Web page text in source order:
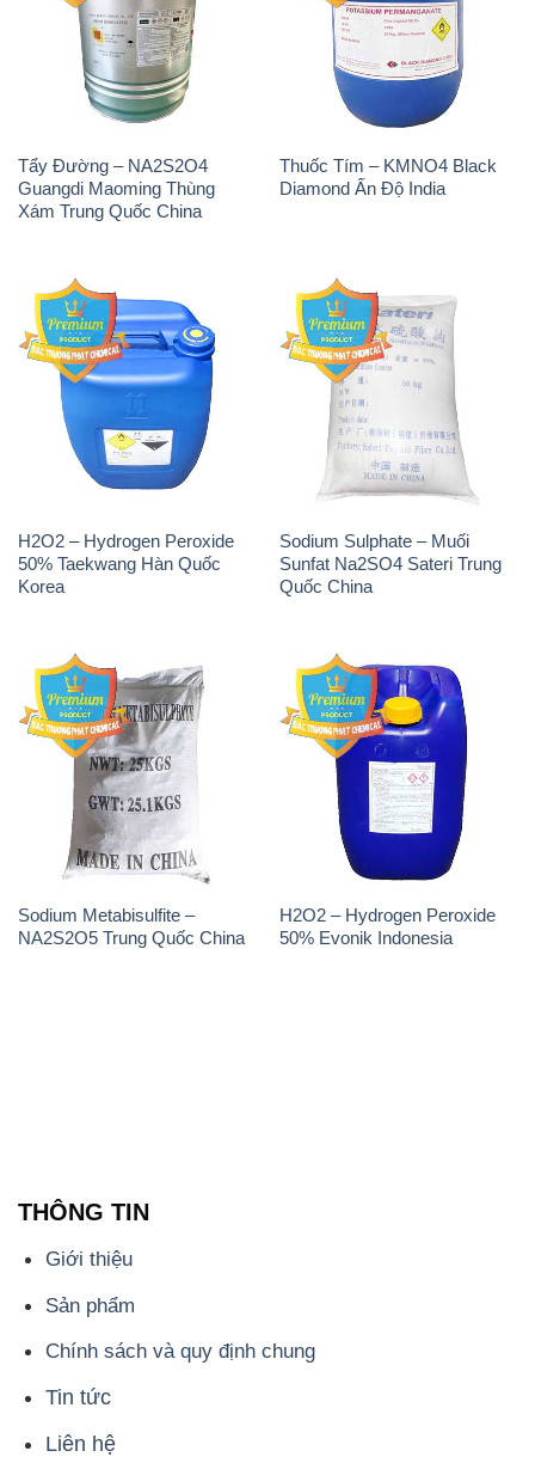
Tẩy Đường – NA2S2O4
Guangdi Maoming Thùng
Xám Trung Quốc China
Thuốc Tím – KMNO4 Black
Diamond Ấn Độ India
H2O2 – Hydrogen Peroxide
50% Taekwang Hàn Quốc
Korea
Sodium Sulphate – Muối
Sunfat Na2SO4 Sateri Trung
Quốc China
Sodium Metabisulfite –
NA2S2O5 Trung Quốc China
H2O2 – Hydrogen Peroxide
50% Evonik Indonesia
THÔNG TIN
Giới thiệu
Sản phẩm
Chính sách và quy định chung
Tin tức
Liên hệ